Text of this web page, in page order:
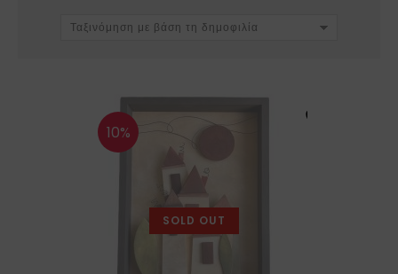
Ταξινόμηση με βάση τη δημοφιλία
10%
SOLD OUT